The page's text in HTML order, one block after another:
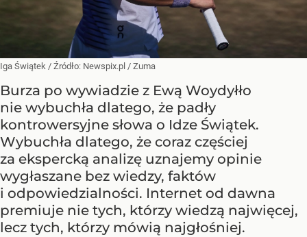
Iga Świątek / Źródło: Newspix.pl / Zuma
Burza po wywiadzie z Ewą Woydyłło
nie wybuchła dlatego, że padły
kontrowersyjne słowa o Idze Świątek.
Wybuchła dlatego, że coraz częściej
za ekspercką analizę uznajemy opinie
wygłaszane bez wiedzy, faktów
i odpowiedzialności. Internet od dawna
premiuje nie tych, którzy wiedzą najwięcej,
lecz tych, którzy mówią najgłośniej.